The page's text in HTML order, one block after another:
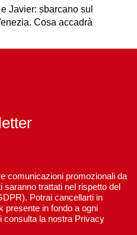
Javier: sbarcano sul
Cosa accadrà
comunicazioni promozionali da
saranno trattati nel rispetto del
Potrai cancellarti in
presente in fondo a ogni
consulta la nostra Privacy